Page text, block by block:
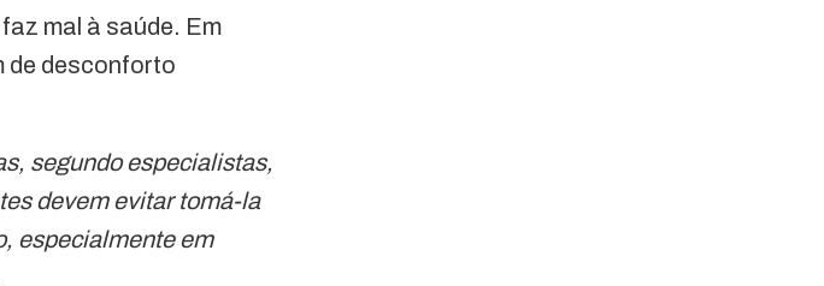
mal à saúde. Em
de desconforto
segundo especialistas,
devem evitar tomá-la
especialmente em